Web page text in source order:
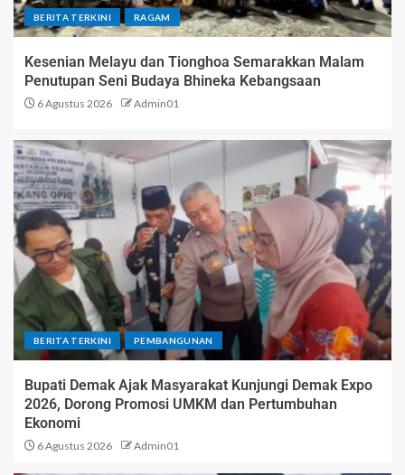
BERITA TERKINI RAGAM
Kesenian Melayu dan Tionghoa Semarakkan Malam
Penutupan Seni Budaya Bhineka Kebangsaan
6 Agustus 2026 Admin01
BERITA TERKINI PEMBANGUNAN
Bupati Demak Ajak Masyarakat Kunjungi Demak Expo
2026, Dorong Promosi UMKM dan Pertumbuhan
Ekonomi
6 Agustus 2026 Admin01